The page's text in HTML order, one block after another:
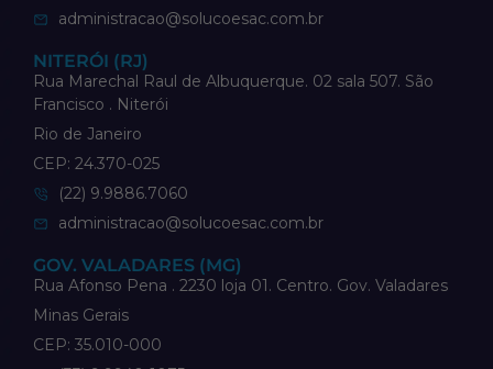
administracao@solucoesac.com.br
NITERÓI (RJ)
Rua Marechal Raul de Albuquerque. 02 sala 507. São
Francisco . Niterói
Rio de Janeiro
CEP: 24.370-025
(22) 9.9886.7060
administracao@solucoesac.com.br
GOV. VALADARES (MG)
Rua Afonso Pena . 2230 loja 01. Centro. Gov. Valadares
Minas Gerais
CEP: 35.010-000